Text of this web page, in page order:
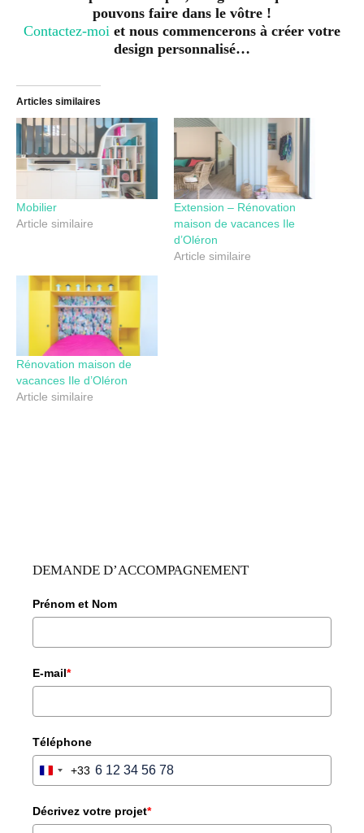
pouvons faire dans le vôtre !
Contactez-moi et nous commencerons à créer votre
design personnalisé…
Articles similaires
Mobilier
Article similaire
Extension – Rénovation
maison de vacances Ile
d’Oléron
Article similaire
Rénovation maison de
vacances Ile d’Oléron
Article similaire
DEMANDE D’ACCOMPAGNEMENT
Prénom et Nom
E-mail*
Téléphone
FRANCE
+33
Décrivez votre projet*